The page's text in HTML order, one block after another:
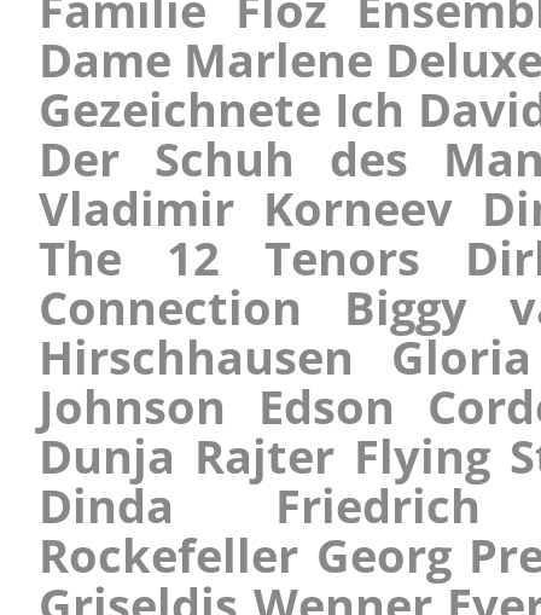
Dame Marlene
Gezeichnete Ich
Der Schuh des
Vladimir Korneev
The 12 Tenors
Connection Biggy
Hirschhausen
Johnson Edson
Dunja Rajter Flying
Dinda
Rockefeller Georg